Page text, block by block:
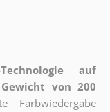
auf
von 200
Farbwiedergabe